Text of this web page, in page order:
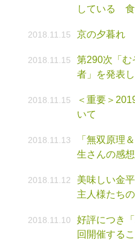
している 食
2018.11.15 京の夕暮れ
2018.11.15
第290次「
者」を発表
2018.11.15
＜重要＞
いて
2018.11.13
「無双原理
生さんの感
2018.11.12
美味しい金
主人様たち
2018.11.10
好評につき
回開催する